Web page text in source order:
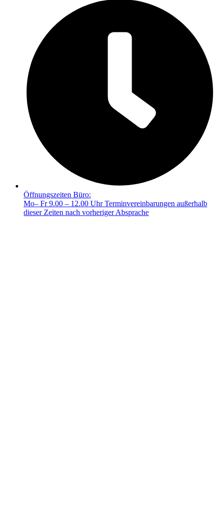
Öffnungszeiten Büro:
Mo– Fr 9.00 – 12.00 Uhr Terminvereinbarungen außerhalb
dieser Zeiten nach vorheriger Absprache